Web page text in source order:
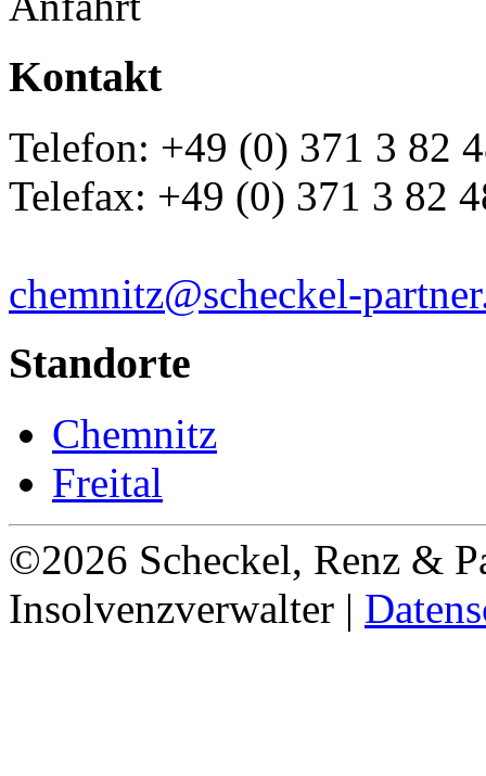
Kontakt
Telefon: +49 (0) 371 3 82
Telefax: +49 (0) 371 3 82
chemnitz@scheckel-
Standorte
Chemnitz
Freital
©2026 Scheckel, Renz &
Insolvenzverwalter |